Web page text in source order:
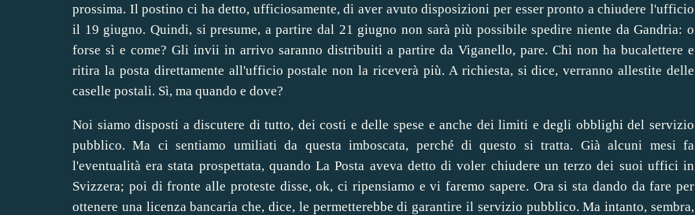
prossima. Il postino ci ha detto, ufficiosamente, di aver avuto disposizioni per esser pronto a chiudere l'ufficio
il 19 giugno. Quindi, si presume, a partire dal 21 giugno non sarà più possibile spedire niente da Gandria: o
forse sì e come? Gli invii in arrivo saranno distribuiti a partire da Viganello, pare. Chi non ha bucalettere e
ritira la posta direttamente all'ufficio postale non la riceverà più. A richiesta, si dice, verranno allestite delle
caselle postali. Sì, ma quando e dove?
Noi siamo disposti a discutere di tutto, dei costi e delle spese e anche dei limiti e degli obblighi del servizio
pubblico. Ma ci sentiamo umiliati da questa imboscata, perché di questo si tratta. Già alcuni mesi fa
l'eventualità era stata prospettata, quando La Posta aveva detto di voler chiudere un terzo dei suoi uffici in
Svizzera; poi di fronte alle proteste disse, ok, ci ripensiamo e vi faremo sapere. Ora si sta dando da fare per
ottenere una licenza bancaria che, dice, le permetterebbe di garantire il servizio pubblico. Ma intanto, sembra,